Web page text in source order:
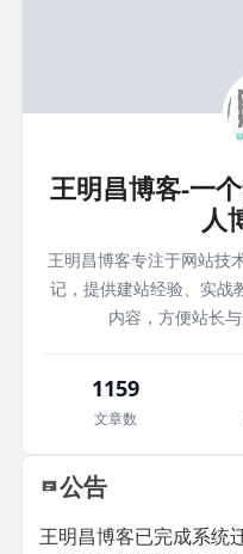
王明昌博客-一
人
王明昌博客专注于网站技
记，提供建站经验、实战
内容，方便站长
1159
文章数
公告
王明昌博客已完成系统